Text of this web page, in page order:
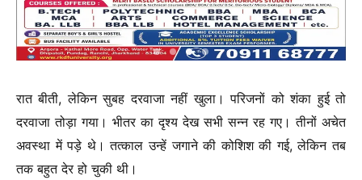
रात बीती, लेकिन सुबह दरवाजा नहीं खुला। परिजनों को शंका हुई तो
दरवाजा तोड़ा गया। भीतर का दृश्य देख सभी सन्न रह गए। तीनों अचेत
अवस्था में पड़े थे। तत्काल उन्हें जगाने की कोशिश की गई, लेकिन तब
तक बहुत देर हो चुकी थी।